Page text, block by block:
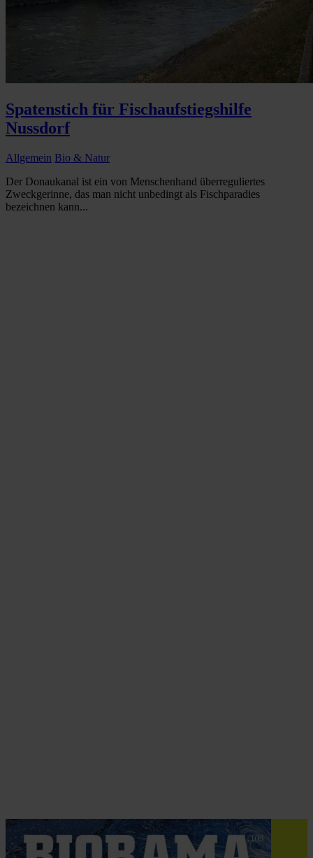
Spatenstich für Fischaufstiegshilfe
Nussdorf
Allgemein Bio & Natur
Der Donaukanal ist ein von Menschenhand überreguliertes
Zweckgerinne, das man nicht unbedingt als Fischparadies
bezeichnen kann...